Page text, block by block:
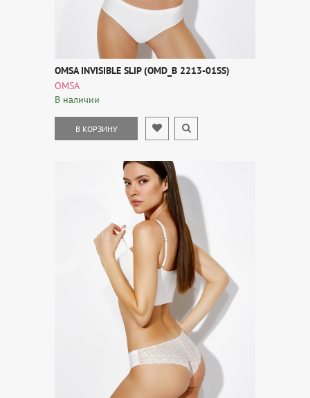
OMSA INVISIBLE SLIP (OMD_B 2213-01SS)
OMSA
В наличии
В КОРЗИНУ